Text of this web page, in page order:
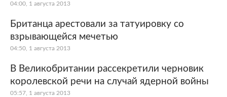
04:00, 1 августа 2013
Британца арестовали за татуировку со
взрывающейся мечетью
04:50, 1 августа 2013
В Великобритании рассекретили черновик
королевской речи на случай ядерной войны
05:57, 1 августа 2013